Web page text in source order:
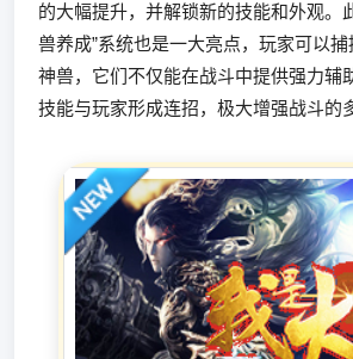
的大幅提升，并解锁新的技能和外观。
兽养成”系统也是一大亮点，玩家可以
神兽，它们不仅能在战斗中提供强力辅
技能与玩家形成连招，极大增强战斗的